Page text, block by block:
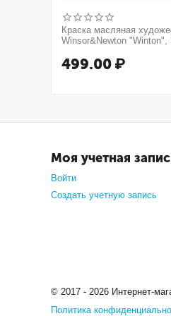
Краска масляная
Winsor&Newton "Winton",
499.00 ₽
Моя учетная
Войти
Создать учетную запись
© 2017 - 2026 Интернет-
Политика